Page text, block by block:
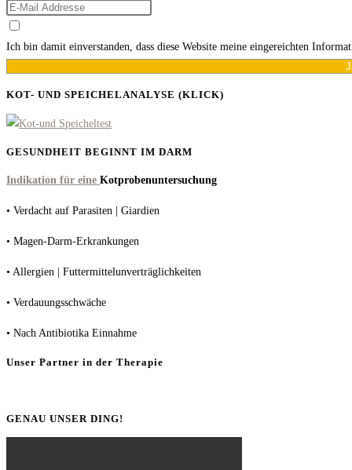
Ich bin damit einverstanden, dass diese Website meine eingereichten
KOT- UND SPEICHELANALYSE (KLICK)
GESUNDHEIT BEGINNT IM DARM
Indikation für eine Kotprobenuntersuchung
• Verdacht auf Parasiten | Giardien
• Magen-Darm-Erkrankungen
• Allergien | Futtermittelunverträglichkeiten
• Verdauungsschwäche
• Nach Antibiotika Einnahme
Unser Partner in der Therapie
GENAU UNSER DING!